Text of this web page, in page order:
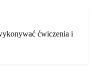
ćwiczenia i